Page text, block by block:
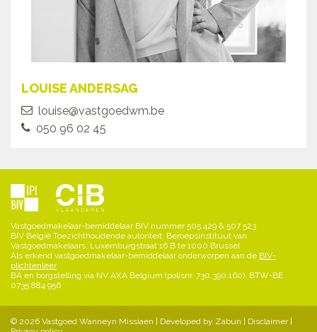
LOUISE ANDERSAG
louise@vastgoedwm.be
050 96 02 45
Vastgoedmakelaar-bemiddelaar BIV nummer 505 429 & 507 523
BIV België Toezichthoudende autoriteit: Beroepsinstituut van
Vastgoedmakelaars, Luxemburgstraat 16 B te 1000 Brussel
Als erkend vastgoedmakelaar-bemiddelaar onderworpen aan de BIV-
plichtenleer
BA en borgstelling via NV AXA Belgium (polisnr. 730.390.160), BTW-BE
0735 884 956
© 2026 Vastgoed Wanneyn Missiaen | Developed by Zabun Disclaimer|